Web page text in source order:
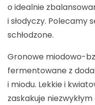
o idealnie
i słodyczy. Polecamy
schłodzone.
Gronowe miodowo-
fermentowane z
i miodu. Lekkie i
zaskakuje